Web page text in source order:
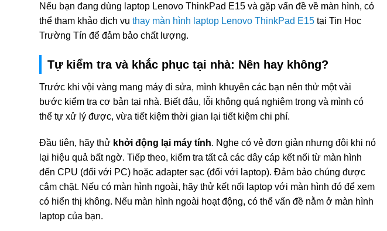
Nếu bạn đang dùng laptop Lenovo ThinkPad E15 và gặp vấn đề về màn hình, có
thể tham khảo dịch vụ thay màn hình laptop Lenovo ThinkPad E15 tại Tin Học
Trường Tín để đảm bảo chất lượng.
Tự kiểm tra và khắc phục tại nhà: Nên hay không?
Trước khi vội vàng mang máy đi sửa, mình khuyên các bạn nên thử một vài
bước kiểm tra cơ bản tại nhà. Biết đâu, lỗi không quá nghiêm trọng và mình có
thể tự xử lý được, vừa tiết kiệm thời gian lại tiết kiệm chi phí.
Đầu tiên, hãy thử khởi động lại máy tính. Nghe có vẻ đơn giản nhưng đôi khi nó
lại hiệu quả bất ngờ. Tiếp theo, kiểm tra tất cả các dây cáp kết nối từ màn hình
đến CPU (đối với PC) hoặc adapter sạc (đối với laptop). Đảm bảo chúng được
cắm chặt. Nếu có màn hình ngoài, hãy thử kết nối laptop với màn hình đó để xem
có hiển thị không. Nếu màn hình ngoài hoạt động, có thể vấn đề nằm ở màn hình
laptop của bạn.